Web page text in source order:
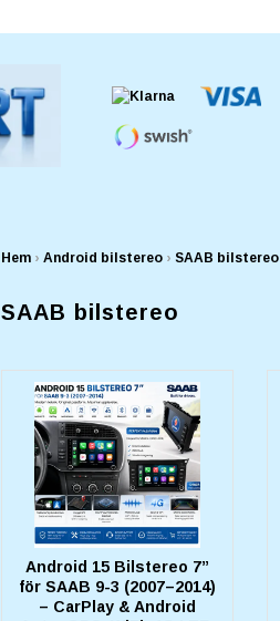
Hem › Android bilstereo › SAAB bilstereo
SAAB bilstereo
Android 15 Bilstereo 7”
för SAAB 9-3 (2007–2014)
– CarPlay & Android